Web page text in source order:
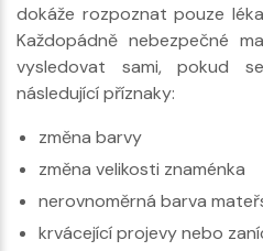
dokáže rozpoznat pouze
Každopádně nebezpečné
vysledovat sami, pokud
následující příznaky:
změna barvy
změna velikosti znaménka
nerovnoměrná barva
krvácející projevy nebo